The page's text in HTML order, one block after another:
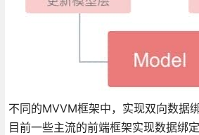
不同的MVVM框架中，实现双向数据
目前一些主流的前端框架实现数据绑